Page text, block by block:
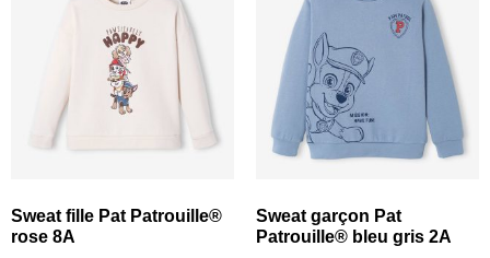
Sweat fille Pat Patrouille®
rose 8A
Sweat garçon Pat
Patrouille® bleu gris 2A